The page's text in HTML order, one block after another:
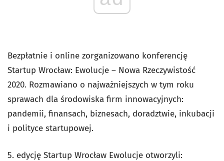
Bezpłatnie i online zorganizowano konferencję
Startup Wrocław: Ewolucje – Nowa Rzeczywistość
2020. Rozmawiano o najważniejszych w tym roku
sprawach dla środowiska firm innowacyjnych:
pandemii, finansach, biznesach, doradztwie, inkubacji
i polityce startupowej.
5. edycję Startup Wrocław Ewolucje otworzyli: